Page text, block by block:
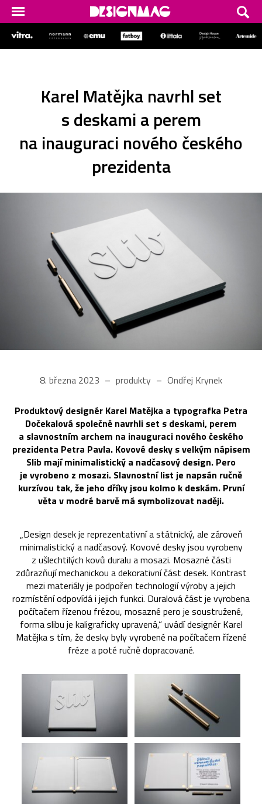
Karel Matějka navrhl set
s deskami a perem
na inauguraci nového českého
prezidenta
8. března 2023 produkty Ondřej Krynek
Produktový designér Karel Matějka a typografka Petra
Dočekalová společně navrhli set s deskami, perem
a slavnostním archem na inauguraci nového českého
prezidenta Petra Pavla. Kovové desky s velkým nápisem
Slib mají minimalistický a nadčasový design. Pero
je vyrobeno z mosazi. Slavnostní list je napsán ručně
kurzívou tak, že jeho dříky jsou kolmo k deskám. První
věta v modré barvě má symbolizovat naději.
„Design desek je reprezentativní a státnický, ale zároveň
minimalistický a nadčasový. Kovové desky jsou vyrobeny
z ušlechtilých kovů duralu a mosazi. Mosazné části
zdůrazňují mechanickou a dekorativní část desek. Kontrast
mezi materiály je podpořen technologií výroby a jejich
rozmístění odpovídá i jejich funkci. Duralová část je vyrobena
počítačem řízenou frézou, mosazné pero je soustružené,
forma slibu je kaligraficky upravená,“ uvádí designér Karel
Matějka s tím, že desky byly vyrobené na počítačem řízené
fréze a poté ručně dopracované.